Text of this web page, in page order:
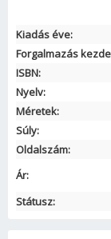
Kiadás éve:
Forgalmazás
ISBN:
Nyelv:
Méretek:
Súly:
Oldalszám:
Ár:
Státusz: